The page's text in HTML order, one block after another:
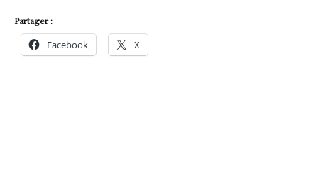
Partager :
Facebook X